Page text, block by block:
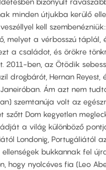
minden útjukba kerülő
kell
melyet a vérbosszú táplál,
a családot, és örökre
2011-ben, az Ötödik
drogbárót, Hernan Reyest,
Ám azt nem
szemtanúja volt az
Dom kegyetlen
a világ különböző
Londonig, Portugáliától
bukkannak fel
hogy nyolcéves fia (Leo